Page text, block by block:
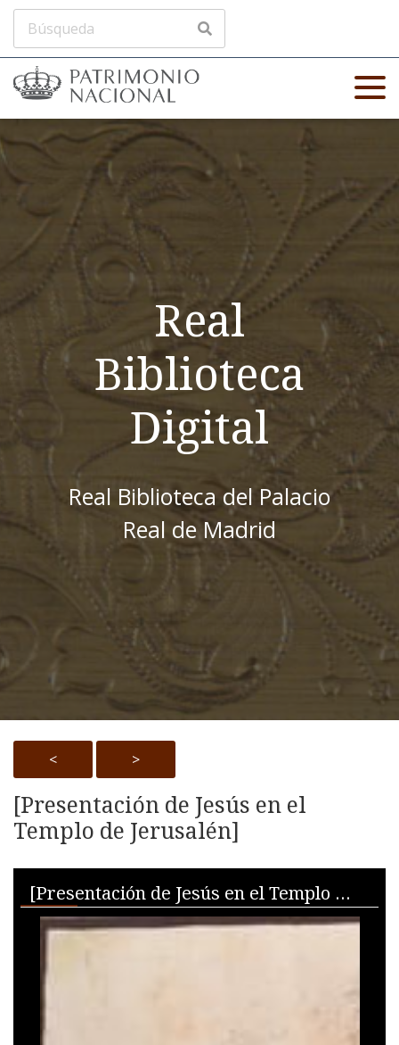
Real
Biblioteca
Digital
Real Biblioteca del Palacio
Real de Madrid
< >
[Presentación de Jesús en el
Templo de Jerusalén]
Media Viewer [Presentación de Jesús en el Templo de Jerusalén]